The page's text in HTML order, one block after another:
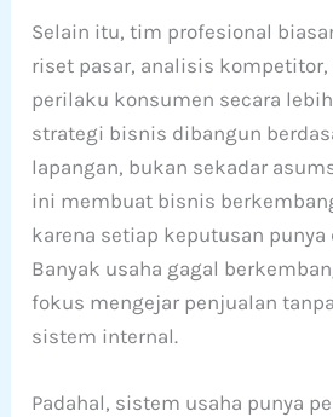
Selain itu, tim profesional
riset pasar, analisis
perilaku konsumen secara
strategi bisnis dibangun
lapangan, bukan sekadar
ini membuat bisnis
karena setiap keputusan punya
Banyak usaha gagal
fokus mengejar penjualan
sistem internal.
Padahal, sistem usaha punya